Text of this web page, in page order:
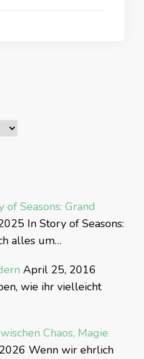
of Seasons: Grand
In Story of Seasons:
alles um…
April 25, 2016
wie ihr vielleicht
Chaos, Magie
Wenn wir ehrlich